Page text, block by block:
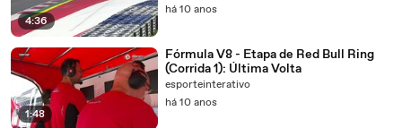
4:36
há 10 anos
1:48
Fórmula V8 - Etapa de Red Bull Ring
(Corrida 1): Última Volta
esporteinterativo
há 10 anos